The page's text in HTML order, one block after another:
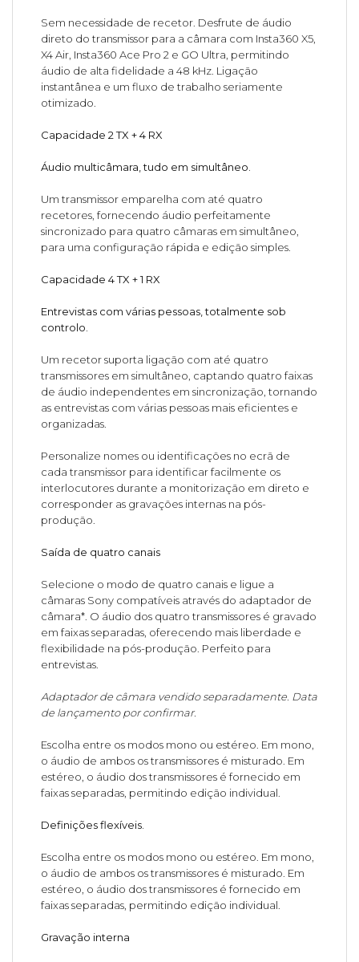
Sem necessidade de recetor. Desfrute de áudio
direto do transmissor para a câmara com Insta360 X5,
X4 Air, Insta360 Ace Pro 2 e GO Ultra, permitindo
áudio de alta fidelidade a 48 kHz. Ligação
instantânea e um fluxo de trabalho seriamente
otimizado.
Capacidade 2 TX + 4 RX
Áudio multicâmara, tudo em simultâneo.
Um transmissor emparelha com até quatro
recetores, fornecendo áudio perfeitamente
sincronizado para quatro câmaras em simultâneo,
para uma configuração rápida e edição simples.
Capacidade 4 TX + 1 RX
Entrevistas com várias pessoas, totalmente sob
controlo.
Um recetor suporta ligação com até quatro
transmissores em simultâneo, captando quatro faixas
de áudio independentes em sincronização, tornando
as entrevistas com várias pessoas mais eficientes e
organizadas.
Personalize nomes ou identificações no ecrã de
cada transmissor para identificar facilmente os
interlocutores durante a monitorização em direto e
corresponder as gravações internas na pós-
produção.
Saída de quatro canais
Selecione o modo de quatro canais e ligue a
câmaras Sony compatíveis através do adaptador de
câmara*. O áudio dos quatro transmissores é gravado
em faixas separadas, oferecendo mais liberdade e
flexibilidade na pós-produção. Perfeito para
entrevistas.
Adaptador de câmara vendido separadamente. Data
de lançamento por confirmar.
Escolha entre os modos mono ou estéreo. Em mono,
o áudio de ambos os transmissores é misturado. Em
estéreo, o áudio dos transmissores é fornecido em
faixas separadas, permitindo edição individual.
Definições flexíveis.
Escolha entre os modos mono ou estéreo. Em mono,
o áudio de ambos os transmissores é misturado. Em
estéreo, o áudio dos transmissores é fornecido em
faixas separadas, permitindo edição individual.
Gravação interna